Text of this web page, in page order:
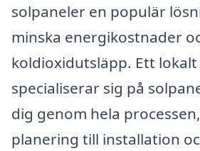
solpaneler en populär
minska energikostnader
koldioxidutsläpp. Ett
specialiserar sig på
dig genom hela
planering till installation